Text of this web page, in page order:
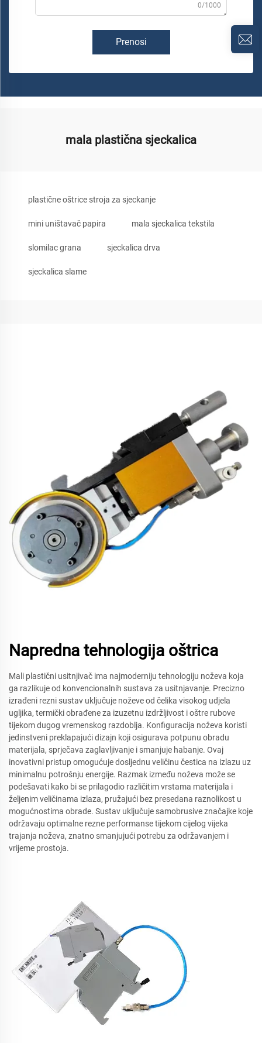
0/1000
Prenosi
mala plastična sjeckalica
plastične oštrice stroja za sjeckanje
mini uništavač papira mala sjeckalica tekstila
slomilac grana sjeckalica drva
sjeckalica slame
Napredna tehnologija oštrica
Mali plastični usitnjivač ima najmoderniju tehnologiju noževa koja
ga razlikuje od konvencionalnih sustava za usitnjavanje. Precizno
izrađeni rezni sustav uključuje noževe od čelika visokog udjela
ugljika, termički obrađene za izuzetnu izdržljivost i oštre rubove
tijekom dugog vremenskog razdoblja. Konfiguracija noževa koristi
jedinstveni preklapajući dizajn koji osigurava potpunu obradu
materijala, sprječava zaglavljivanje i smanjuje habanje. Ovaj
inovativni pristup omogućuje dosljednu veličinu čestica na izlazu uz
minimalnu potrošnju energije. Razmak između noževa može se
podešavati kako bi se prilagodio različitim vrstama materijala i
željenim veličinama izlaza, pružajući bez presedana raznolikost u
mogućnostima obrade. Sustav uključuje samobrusive značajke koje
održavaju optimalne rezne performanse tijekom cijelog vijeka
trajanja noževa, znatno smanjujući potrebu za održavanjem i
vrijeme prostoja.